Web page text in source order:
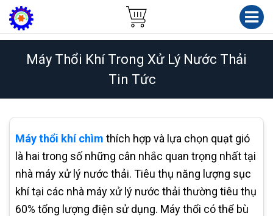
Máy Thổi Khí Trong Xử Lý Nước Thải
Tin Tức
Máy thổi khí chìm thích hợp và lựa chọn quạt gió
là hai trong số những cân nhắc quan trọng nhất tại
nhà máy xử lý nước thải. Tiêu thụ năng lượng sục
khí tại các nhà máy xử lý nước thải thường tiêu thụ
60% tổng lượng điện sử dụng. Máy thổi có thể bù